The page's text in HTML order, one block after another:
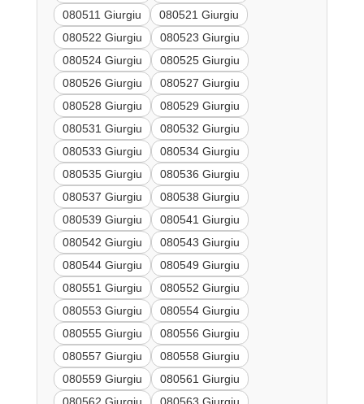
080511 Giurgiu
080521 Giurgiu
080522 Giurgiu
080523 Giurgiu
080524 Giurgiu
080525 Giurgiu
080526 Giurgiu
080527 Giurgiu
080528 Giurgiu
080529 Giurgiu
080531 Giurgiu
080532 Giurgiu
080533 Giurgiu
080534 Giurgiu
080535 Giurgiu
080536 Giurgiu
080537 Giurgiu
080538 Giurgiu
080539 Giurgiu
080541 Giurgiu
080542 Giurgiu
080543 Giurgiu
080544 Giurgiu
080549 Giurgiu
080551 Giurgiu
080552 Giurgiu
080553 Giurgiu
080554 Giurgiu
080555 Giurgiu
080556 Giurgiu
080557 Giurgiu
080558 Giurgiu
080559 Giurgiu
080561 Giurgiu